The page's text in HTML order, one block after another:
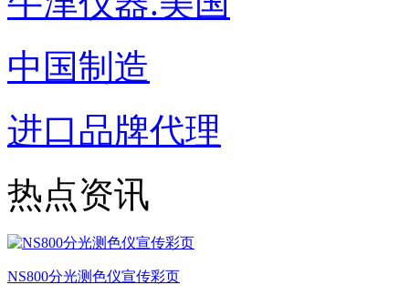
中国制造
进口品牌代理
热点资讯
NS800分光测色仪宣传彩页